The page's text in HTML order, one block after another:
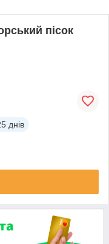
пісок
днів